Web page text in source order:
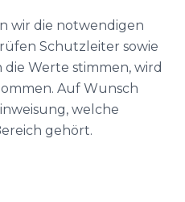
wir die notwendigen
Schutzleiter sowie
Werte stimmen, wird
Auf Wunsch
welche
gehört.